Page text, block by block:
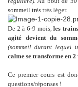
sommeil très très léger.
De 2 à 6-9 mois,les
agité devient du
(sommeil durant lequel
calme se transforme en
Ce premier cours est
questions/réponses !